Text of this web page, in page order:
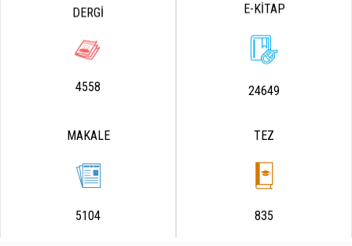
DERGİ
4558
E-KİTAP
24649
MAKALE
5104
TEZ
835